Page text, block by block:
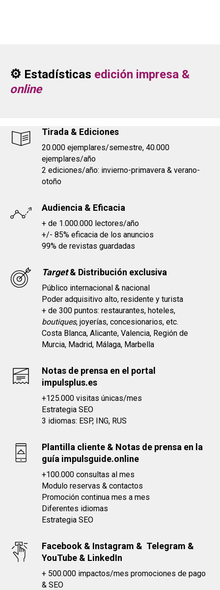
⚙ Estadísticas edición impresa &
online
Tirada & Ediciones
20.000 ejemplares/semestre, 40.000
ejemplares/año
2 ediciones/año: invierno-primavera & verano-
otoño
Audiencia & Eficacia
+ de 1.000.000 lectores/año
+/- 85% eficacia de los anuncios
99% de revistas guardadas
Target& Distribución exclusiva
Público internacional & nacional
Poder adquisitivo alto, residente y turista
+ de 300 puntos: restaurantes, hoteles,
boutiques, joyerías, concesionarios, etc.
Costa Blanca, Alicante, Valencia, Región de
Murcia, Madrid, Málaga, Marbella
Notas de prensa en el portal
impulsplus.es
+125.000 visitas únicas/mes
Estrategia SEO
3 idiomas: ESP, ING, RUS
Plantilla cliente & Notas de prensa en la
guía impulsguide.online
+100.000 consultas al mes
Modulo reservas & contactos
Promoción continua mes a mes
Diferentes idiomas
Estrategia SEO
Facebook & Instagram & Telegram &
YouTube & LinkedIn
+ 500.000 impactos/mes promociones de pago
& SEO